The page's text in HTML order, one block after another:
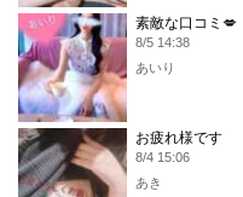
素敵な口コミ💋
8/5 14:38
あいり
お疲れ様です
8/4 15:06
あき